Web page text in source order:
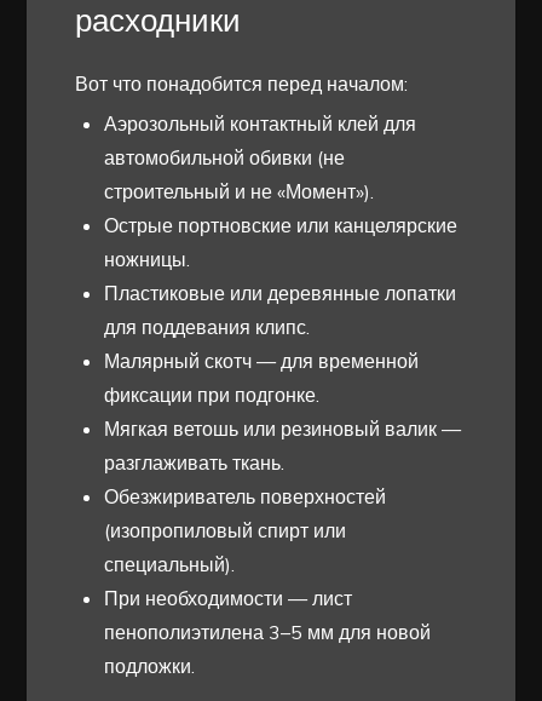
расходники
Вот что понадобится перед началом:
Аэрозольный контактный клей для
автомобильной обивки (не
строительный и не «Момент»).
Острые портновские или канцелярские
ножницы.
Пластиковые или деревянные лопатки
для поддевания клипс.
Малярный скотч — для временной
фиксации при подгонке.
Мягкая ветошь или резиновый валик —
разглаживать ткань.
Обезжириватель поверхностей
(изопропиловый спирт или
специальный).
При необходимости — лист
пенополиэтилена 3–5 мм для новой
подложки.